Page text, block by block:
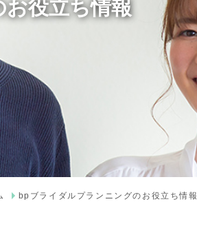
お役立ち情報
bpブライダルプランニングのお役立ち情報